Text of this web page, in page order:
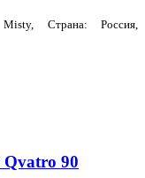
Misty, Страна: Россия,
90